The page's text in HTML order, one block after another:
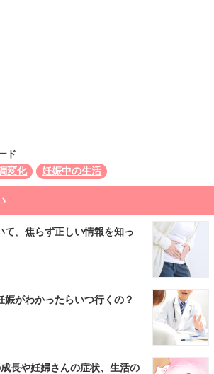
ド
変化
妊娠中の生活
て。焦らず正しい情報を知っ
娠がわかったらいつ行くの？
長や妊婦さんの症状、生活の